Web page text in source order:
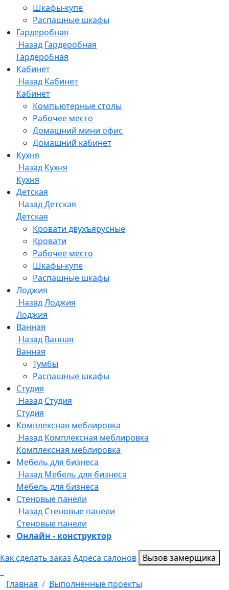
Онлайн - конструктор
Как сделать заказ Адреса салонов Вызов замерщика
Главная
Выполненные проекты